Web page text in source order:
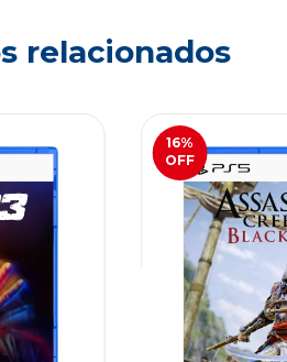
relacionados
16%
OFF